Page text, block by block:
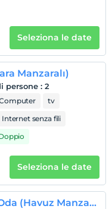
non pagano
Seleziona le date
Manzaralı)
persone : 2
tv
Internet senza fili
Seleziona le date
Superior Delux Oda (Havuz Manzaralı)